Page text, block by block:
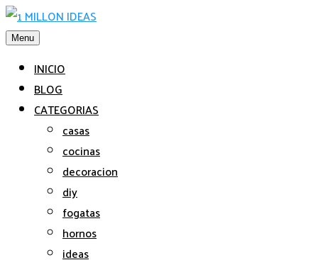
Saltar
alMenu
INICIO
BLOG
CATEGORIAS
casas
cocinas
decoracion
diy
fogatas
hornos
ideas